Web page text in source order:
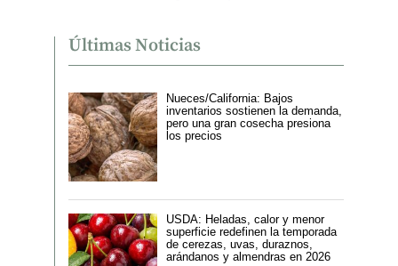
Últimas Noticias
Nueces/California: Bajos
inventarios sostienen la demanda,
pero una gran cosecha presiona
los precios
USDA: Heladas, calor y menor
superficie redefinen la temporada
de cerezas, uvas, duraznos,
arándanos y almendras en 2026